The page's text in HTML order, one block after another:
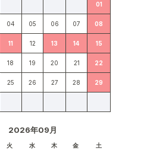
01
04 05 06 07 08
11 12 13 14 15
18 19 20 21 22
25 26 27 28 29
2026年09月
火 水 木 金 土